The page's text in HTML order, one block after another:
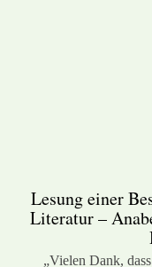
Lesung einer
Literatur –
„Vielen Dank,